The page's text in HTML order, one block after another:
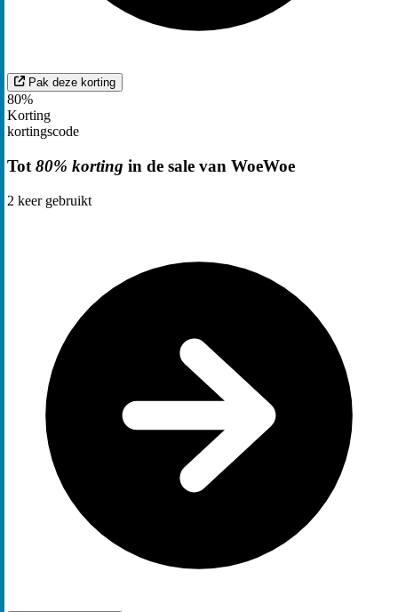
Pak deze korting
80%
Korting
kortingscode
Tot 80% korting in de sale van WoeWoe
2 keer gebruikt